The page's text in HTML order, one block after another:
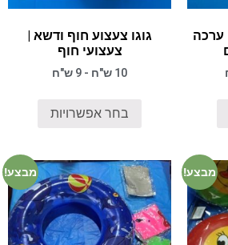
ערכה
גוגו צעצוע חוף ודשא |
צעצועי חוף
10 ש"ח - 9 ש"ח
בחר אפשרויות
מבצע! מבצע!